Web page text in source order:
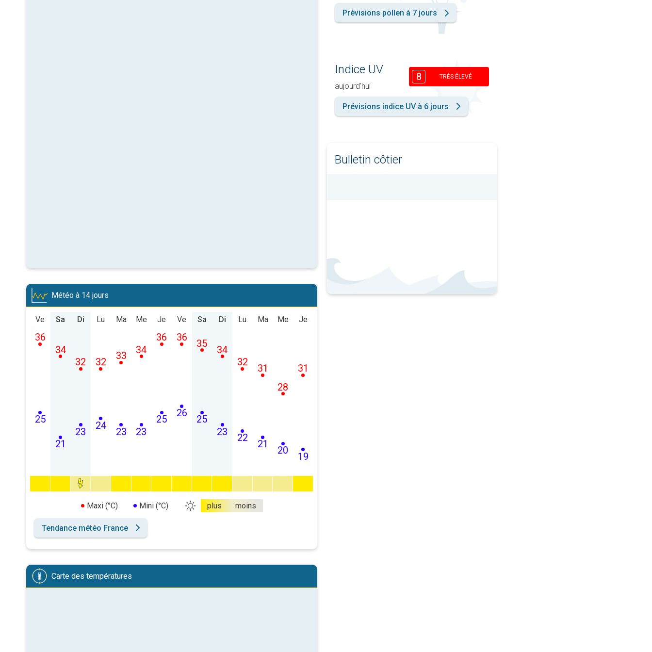
Météo à 14 jours
Ve
25
36
Sa
21
34
Di
23
32
Lu
24
32
Ma
23
33
Me
23
34
Je
25
36
Ve
26
36
Sa
25
35
Di
23
34
Lu
22
32
Ma
21
31
Me
20
28
Je
19
31
Maxi (°C) Mini (°C) plus moins
Tendance météo France
Carte des températures
Prévisions pollen à 7 jours
Indice UV
aujourd'hui
8 TRÉS ÉLEVÉ
Prévisions indice UV à 6 jours
Bulletin côtier